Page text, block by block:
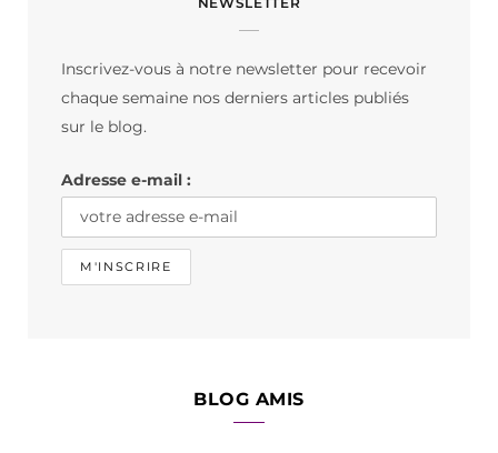
e
t
m
T
Inscrivez-vous à notre newsletter pour recevoir
chaque semaine nos derniers articles publiés
sur le blog.
Adresse e-mail :
BLOG AMIS